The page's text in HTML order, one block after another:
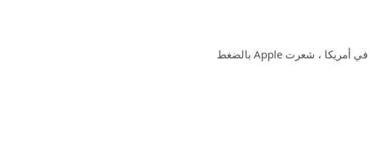
نظرًا لأن إدارة ترامب تضغط على Apple في جعل iPhone في أمريكا ، شعرت Apple بالضغط